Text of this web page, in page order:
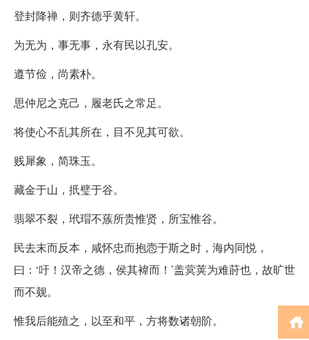
登封降禅，则齐德乎黄轩。
为无为，事无事，永有民以孔安。
遵节俭，尚素朴。
思仲尼之克己，履老氏之常足。
将使心不乱其所在，目不见其可欲。
贱犀象，简珠玉。
藏金于山，扺璧于谷。
翡翠不裂，玳瑁不蔟所贵惟贤，所宝惟谷。
民去末而反本，咸怀忠而抱悫于斯之时，海内同悦，
曰：‘吁！汉帝之德，侯其褘而！’盖蓂荚为难莳也，故旷世
而不觌。
惟我后能殖之，以至和平，方将数诸朝阶。